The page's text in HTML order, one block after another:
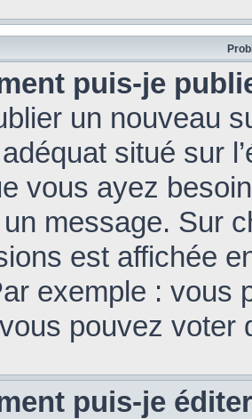
puis-je
un nouveau
situé sur
vous ayez
message. Sur
est affichée
exemple : vous
pouvez voter
puis-je